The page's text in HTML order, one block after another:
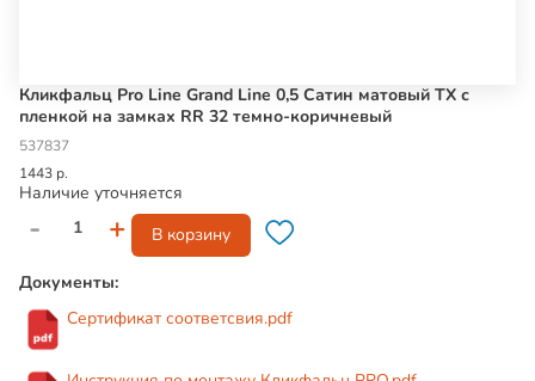
Кликфальц Pro Line Grand Line 0,5 Сатин матовый ТХ с
пленкой на замках RR 32 темно-коричневый
537837
1443 р.
Наличие уточняется
- + В корзину
Документы:
Сертификат соответсвия.pdf